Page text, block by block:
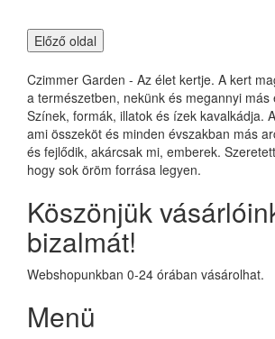
Czimmer Garden - Az élet kertje. A kert
a természetben, nekünk és megannyi más
Színek, formák, illatok és ízek kavalkádja.
ami összeköt és minden évszakban más
és fejlődik, akárcsak mi, emberek.
hogy sok öröm forrása legyen.
Köszönjük
bizalmát!
Webshopunkban 0-24 órában vásárolhat.
Menü